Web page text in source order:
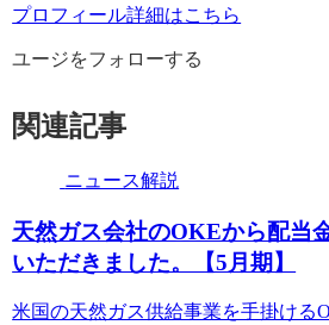
プロフィール詳細はこちら
ユージをフォローする
関連記事
ニュース解説
天然ガス会社のOKEから配当
いただきました。【5月期】
米国の天然ガス供給事業を手掛ける